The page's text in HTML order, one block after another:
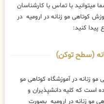
میتوانید با تماس با کارشناسان
کوتاهی مو زنانه در ارومیه در
پیدا کنید:
زنانه (سطح توکن)
زنانه در آموزشگاه کوتاهی مو
است که کلیه دانشپذیران و
مو زنانه در ارومیه بصورت